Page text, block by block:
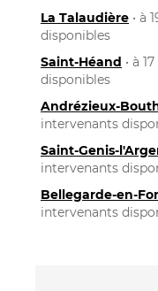
La Talaudière • à
disponibles
Saint-Héand • à
disponibles
Andrézieux-
intervenants
Saint-Genis-
intervenants
Bellegarde-en-
intervenants